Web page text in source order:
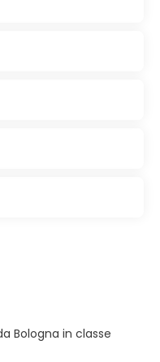
Bologna in classe